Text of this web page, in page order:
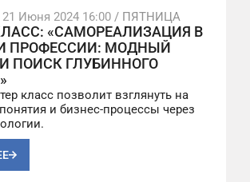
21 Июня 2024 16:00 / ПЯТНИЦА
«САМОРЕАЛИЗАЦИЯ В
ПРОФЕССИИ: МОДНЫЙ
ПОИСК ГЛУБИННОГО
класс позволит взглянуть на
и бизнес-процессы через